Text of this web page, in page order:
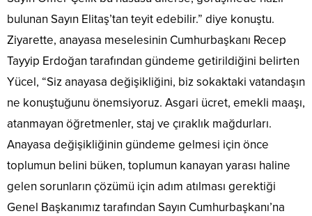
bulunan Sayın Elitaş’tan teyit edebilir.” diye konuştu.
Ziyarette, anayasa meselesinin Cumhurbaşkanı Recep
Tayyip Erdoğan tarafından gündeme getirildiğini belirten
Yücel, “Siz anayasa değişikliğini, biz sokaktaki vatandaşın
ne konuştuğunu önemsiyoruz. Asgari ücret, emekli maaşı,
atanmayan öğretmenler, staj ve çıraklık mağdurları.
Anayasa değişikliğinin gündeme gelmesi için önce
toplumun belini büken, toplumun kanayan yarası haline
gelen sorunların çözümü için adım atılması gerektiği
Genel Başkanımız tarafından Sayın Cumhurbaşkanı’na